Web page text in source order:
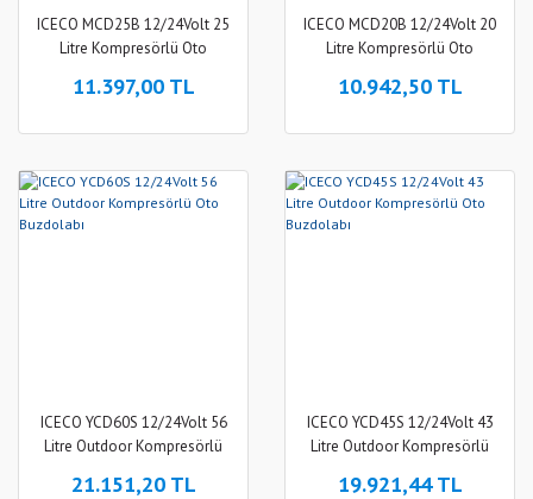
ICECO MCD25B 12/24Volt 25
Litre Kompresörlü Oto
Kaseti
11.397,00 TL
ICECO MCD20B 12/24Volt 20
Litre Kompresörlü Oto
Kaseti
10.942,50 TL
ICECO YCD60S 12/24Volt 56
Litre Outdoor Kompresörlü
21.151,20 TL
ICECO YCD45S 12/24Volt 43
Litre Outdoor Kompresörlü
19.921,44 TL